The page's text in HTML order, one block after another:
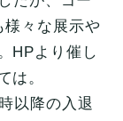
様々な展示や
HPより催し
は。
以降の入退